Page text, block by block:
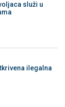
služi u
ilegalna